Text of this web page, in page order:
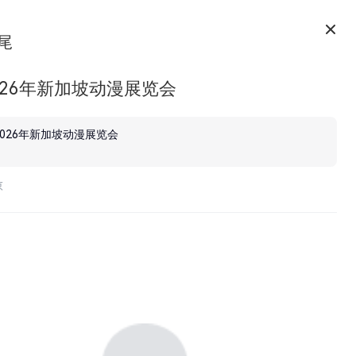
年新加坡动漫展览会
年新加坡动漫展览会